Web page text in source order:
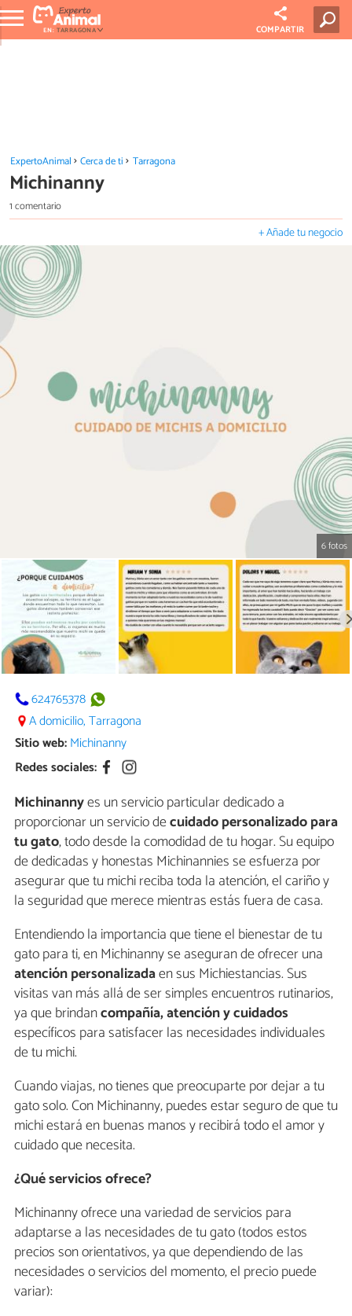
EN: TARRAGONA COMPARTIR
ExpertoAnimal Cerca de ti Tarragona
Michinanny
1 comentario
+ Añade tu negocio
6 fotos
624765378
A domicilio, Tarragona
Sitio web:Michinanny
Redes sociales:
Michinannyes un servicio particular dedicado a
proporcionar un servicio decuidado personalizado para
tu gato, todo desde la comodidad de tu hogar. Su equipo
de dedicadas y honestas Michinannies se esfuerza por
asegurar que tu michi reciba toda la atención, el cariño y
la seguridad que merece mientras estás fuera de casa.
Entendiendo la importancia que tiene el bienestar de tu
gato para ti, en Michinanny se aseguran de ofrecer una
atención personalizadaen sus Michiestancias. Sus
visitas van más allá de ser simples encuentros rutinarios,
ya que brindancompañía, atención y cuidados
específicos para satisfacer las necesidades individuales
de tu michi.
Cuando viajas, no tienes que preocuparte por dejar a tu
gato solo. Con Michinanny, puedes estar seguro de que tu
michi estará en buenas manos y recibirá todo el amor y
cuidado que necesita.
¿Qué servicios ofrece?
Michinanny ofrece una variedad de servicios para
adaptarse a las necesidades de tu gato (todos estos
precios son orientativos, ya que dependiendo de las
necesidades o servicios del momento, el precio puede
variar):